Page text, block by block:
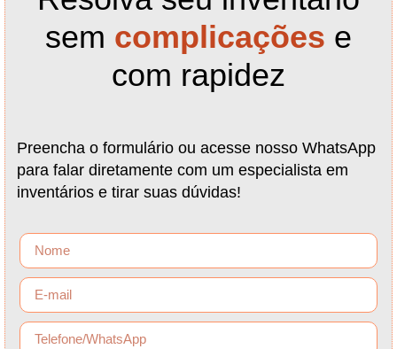
sem complicações e
com rapidez
Preencha o formulário ou acesse nosso WhatsApp
para falar diretamente com um especialista em
inventários e tirar suas dúvidas!